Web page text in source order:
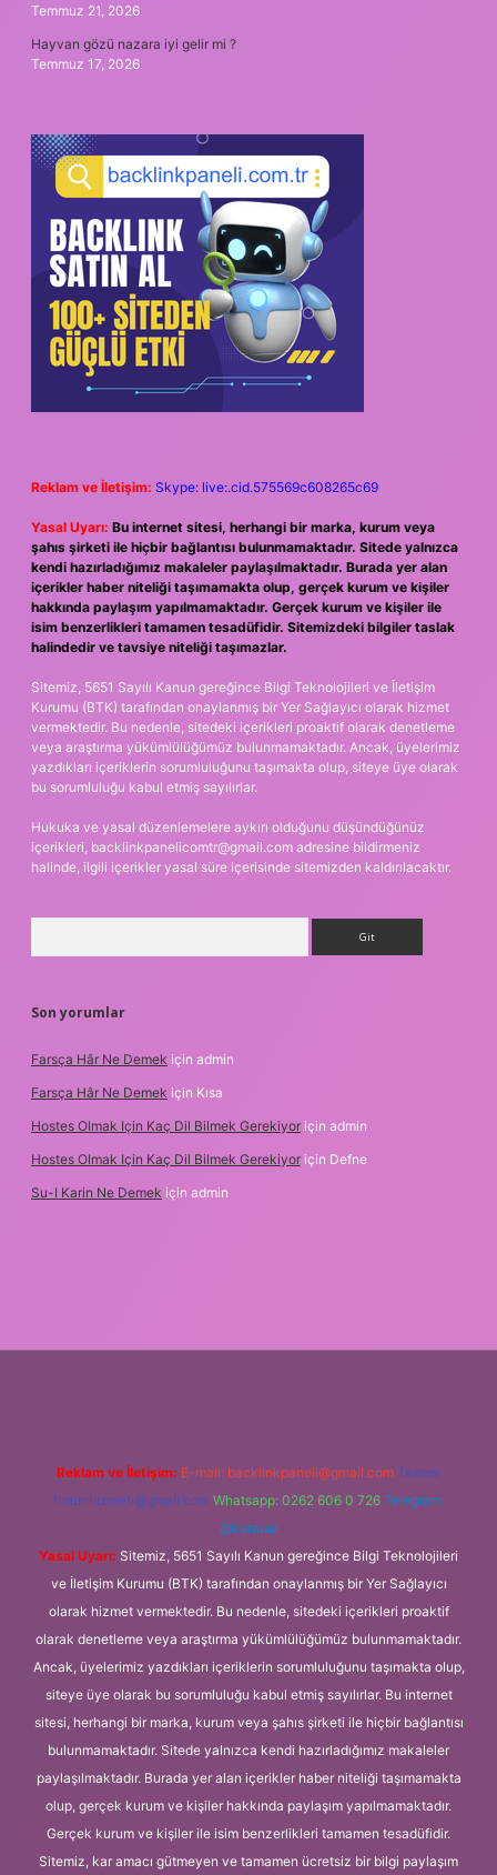
Temmuz 21, 2026
Hayvan gözü nazara iyi gelir mi ?
Temmuz 17, 2026
Reklam ve İletişim: Skype: live:.cid.575569c608265c69
Yasal Uyarı: Bu internet sitesi, herhangi bir marka, kurum veya
şahıs şirketi ile hiçbir bağlantısı bulunmamaktadır. Sitede yalnızca
kendi hazırladığımız makaleler paylaşılmaktadır. Burada yer alan
içerikler haber niteliği taşımamakta olup, gerçek kurum ve kişiler
hakkında paylaşım yapılmamaktadır. Gerçek kurum ve kişiler ile
isim benzerlikleri tamamen tesadüfidir. Sitemizdeki bilgiler taslak
halindedir ve tavsiye niteliği taşımazlar.
Sitemiz, 5651 Sayılı Kanun gereğince Bilgi Teknolojileri ve İletişim
Kurumu (BTK) tarafından onaylanmış bir Yer Sağlayıcı olarak hizmet
vermektedir. Bu nedenle, sitedeki içerikleri proaktif olarak denetleme
veya araştırma yükümlülüğümüz bulunmamaktadır. Ancak, üyelerimiz
yazdıkları içeriklerin sorumluluğunu taşımakta olup, siteye üye olarak
bu sorumluluğu kabul etmiş sayılırlar.
Hukuka ve yasal düzenlemelere aykırı olduğunu düşündüğünüz
içerikleri, backlinkpanelicomtr@gmail.com adresine bildirmeniz
halinde, ilgili içerikler yasal süre içerisinde sitemizden kaldırılacaktır.
Son yorumlar
Farsça Hâr Ne Demek için admin
Farsça Hâr Ne Demek için Kısa
Hostes Olmak Için Kaç Dil Bilmek Gerekiyor için admin
Hostes Olmak Için Kaç Dil Bilmek Gerekiyor için Defne
Su-I Karin Ne Demek için admin
Reklam ve İletişim: E-mail: backlinkpaneli@gmail.com Teams:
forumhizmeti@gmail.com Whatsapp: 0262 606 0 726 Telegram:
@karabul
Yasal Uyarı: Sitemiz, 5651 Sayılı Kanun gereğince Bilgi Teknolojileri
ve İletişim Kurumu (BTK) tarafından onaylanmış bir Yer Sağlayıcı
olarak hizmet vermektedir. Bu nedenle, sitedeki içerikleri proaktif
olarak denetleme veya araştırma yükümlülüğümüz bulunmamaktadır.
Ancak, üyelerimiz yazdıkları içeriklerin sorumluluğunu taşımakta olup,
siteye üye olarak bu sorumluluğu kabul etmiş sayılırlar. Bu internet
sitesi, herhangi bir marka, kurum veya şahıs şirketi ile hiçbir bağlantısı
bulunmamaktadır. Sitede yalnızca kendi hazırladığımız makaleler
paylaşılmaktadır. Burada yer alan içerikler haber niteliği taşımamakta
olup, gerçek kurum ve kişiler hakkında paylaşım yapılmamaktadır.
Gerçek kurum ve kişiler ile isim benzerlikleri tamamen tesadüfidir.
Sitemiz, kar amacı gütmeyen ve tamamen ücretsiz bir bilgi paylaşım